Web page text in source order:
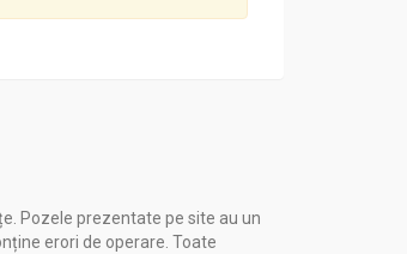
Pozele prezentate pe site au un
erori de operare. Toate